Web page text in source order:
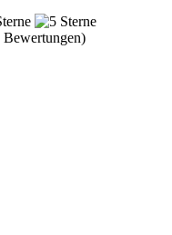
Bewertungen)